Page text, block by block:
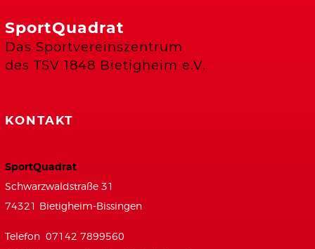
SportQuadrat
Das Sportvereinszentrum
des TSV 1848 Bietigheim e.V.
KONTAKT
SportQuadrat
Schwarzwaldstraße 31
74321 Bietigheim-Bissingen
Telefon 07142 7899560